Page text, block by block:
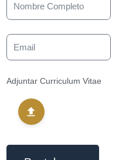
Adjuntar Curriculum Vitae